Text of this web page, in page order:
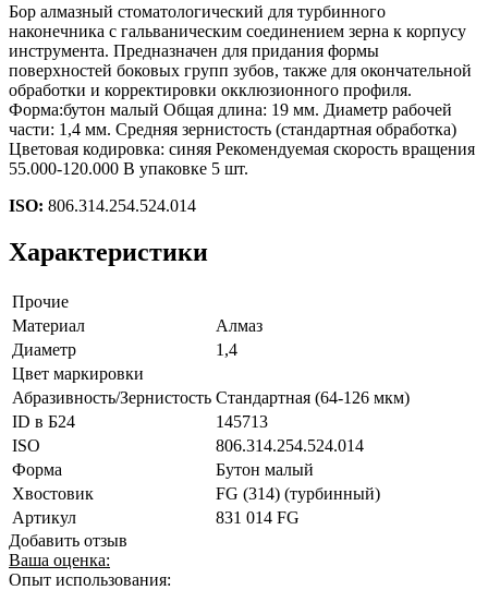
Бор алмазный стоматологический для турбинного
наконечника с гальваническим соединением зерна к корпусу
инструмента. Предназначен для придания формы
поверхностей боковых групп зубов, также для окончательной
обработки и корректировки окклюзионного профиля.
Форма:бутон малый Общая длина: 19 мм. Диаметр рабочей
части: 1,4 мм. Средняя зернистость (стандартная обработка)
Цветовая кодировка: синяя Рекомендуемая скорость вращения
55.000-120.000 В упаковке 5 шт.
ISO: 806.314.254.524.014
Характеристики
Прочие
Материал
Алмаз
Диаметр
1,4
Цвет маркировки
Абразивность/Зернистость Стандартная (64-126 мкм)
ID в Б24
145713
ISO
806.314.254.524.014
Форма
Бутон малый
Хвостовик
FG (314) (турбинный)
Артикул
831 014 FG
Добавить отзыв
Ваша оценка:
Опыт использования: